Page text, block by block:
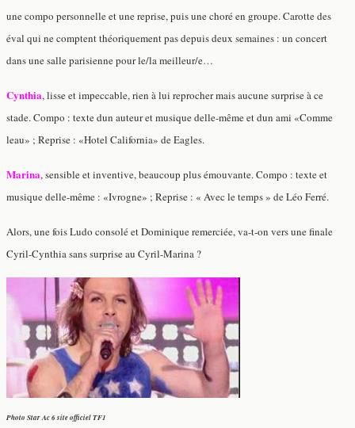
une compo personnelle et une reprise, puis une choré en groupe. Carotte des
éval qui ne comptent théoriquement pas depuis deux semaines : un concert
dans une salle parisienne pour le/la meilleur/e…
Cynthia, lisse et impeccable, rien à lui reprocher mais aucune surprise à ce
stade. Compo : texte dun auteur et musique delle-même et dun ami «Comme
leau» ; Reprise : «Hotel California» de Eagles.
Marina, sensible et inventive, beaucoup plus émouvante. Compo : texte et
musique delle-même : «Ivrogne» ; Reprise : « Avec le temps » de Léo Ferré.
Alors, une fois Ludo consolé et Dominique remerciée, va-t-on vers une finale
Cyril-Cynthia sans surprise au Cyril-Marina ?
Photo Star Ac 6 site officiel TF1